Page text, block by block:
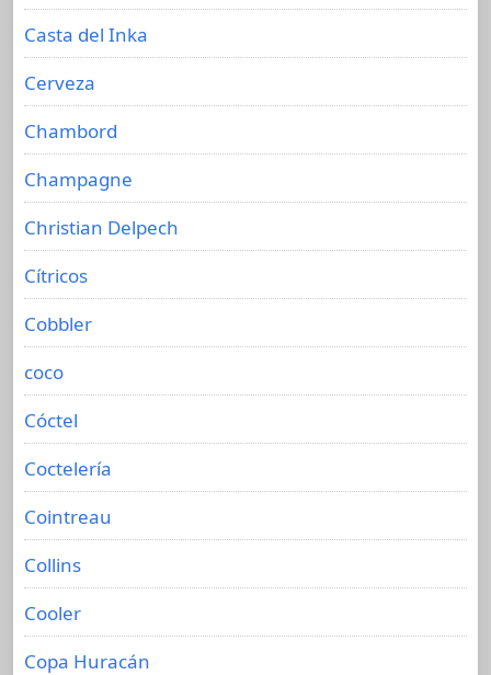
Casta del Inka
Cerveza
Chambord
Champagne
Christian Delpech
Cítricos
Cobbler
coco
Cóctel
Coctelería
Cointreau
Collins
Cooler
Copa Huracán